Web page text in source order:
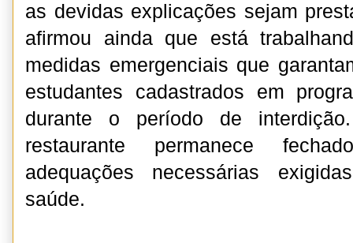
as devidas explicações sejam
afirmou ainda que está
medidas emergenciais que
estudantes cadastrados em
durante o período de
restaurante permanece
adequações necessárias
saúde.